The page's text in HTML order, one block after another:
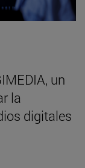
un
la
digitales